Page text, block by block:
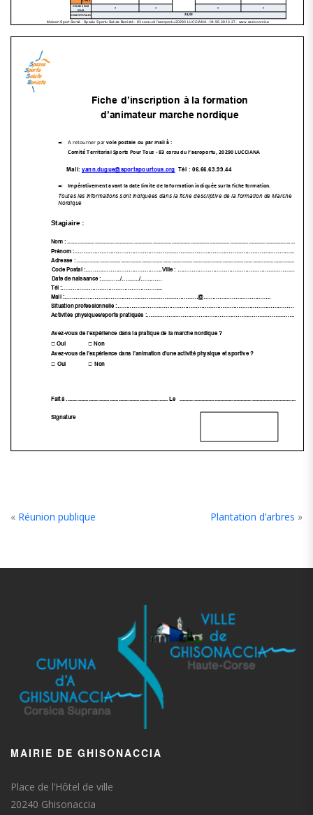
« Réunion publique Plantation d’arbres »
MAIRIE DE GHISONACCIA
Place de l’Hôtel de ville
20240 Ghisonaccia